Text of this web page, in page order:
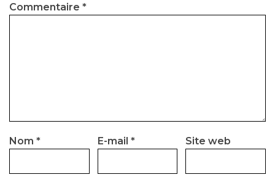
Commentaire *
Nom * E-mail * Site web